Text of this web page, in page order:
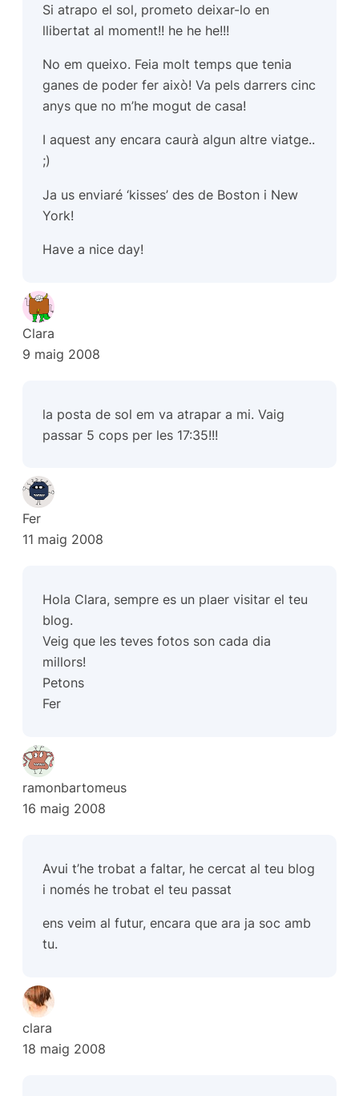
Si atrapo el sol, prometo deixar-lo en
llibertat al moment!! he he he!!!
No em queixo. Feia molt temps que tenia
ganes de poder fer això! Va pels darrers cinc
anys que no m’he mogut de casa!
I aquest any encara caurà algun altre viatge..
;)
Ja us enviaré ‘kisses’ des de Boston i New
York!
Have a nice day!
Clara
9 maig 2008
la posta de sol em va atrapar a mi. Vaig
passar 5 cops per les 17:35!!!
Fer
11 maig 2008
Hola Clara, sempre es un plaer visitar el teu
blog.
Veig que les teves fotos son cada dia
millors!
Petons
Fer
ramonbartomeus
16 maig 2008
Avui t’he trobat a faltar, he cercat al teu blog
i només he trobat el teu passat
ens veim al futur, encara que ara ja soc amb
tu.
clara
18 maig 2008